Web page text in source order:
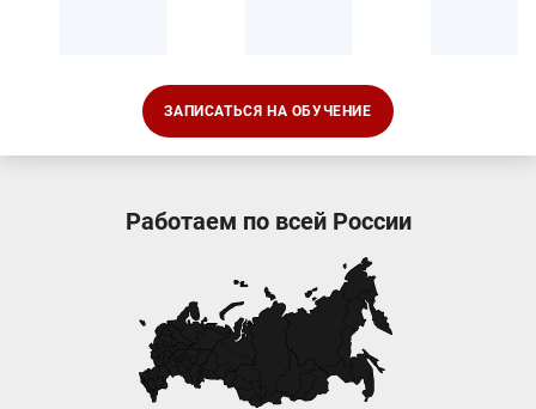
ЗАПИСАТЬСЯ НА ОБУЧЕНИЕ
Работаем по всей России